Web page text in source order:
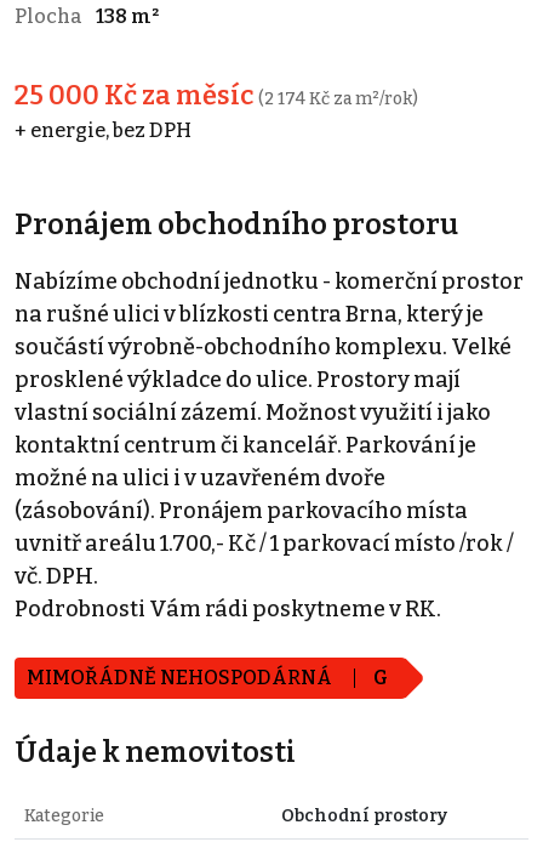
Plocha
138 m²
25 000 Kč za měsíc (2 174 Kč za m²/rok)
+ energie, bez DPH
Pronájem obchodního prostoru
Nabízíme obchodní jednotku - komerční prostor
na rušné ulici v blízkosti centra Brna, který je
součástí výrobně-obchodního komplexu. Velké
prosklené výkladce do ulice. Prostory mají
vlastní sociální zázemí. Možnost využití i jako
kontaktní centrum či kancelář. Parkování je
možné na ulici i v uzavřeném dvoře
(zásobování). Pronájem parkovacího místa
uvnitř areálu 1.700,- Kč / 1 parkovací místo /rok /
vč. DPH.
Podrobnosti Vám rádi poskytneme v RK.
MIMOŘÁDNĚ NEHOSPODÁRNÁ G
Údaje k nemovitosti
Kategorie Obchodní prostory